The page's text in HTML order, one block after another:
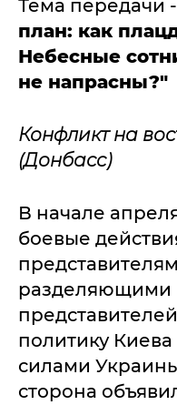
Тема передачи -
план: как
Небесные
не напрасны?"
Конфликт на
(Донбасс)
В начале
боевые
разделяющими
политику
силами
сторона